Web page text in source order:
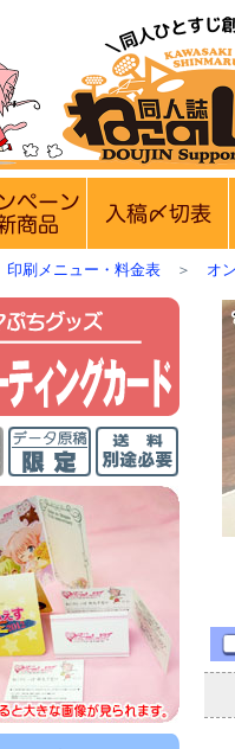
【営業日・休
印刷メニュー・料金表＞ オ